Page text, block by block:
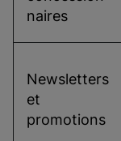
naires
Newsletters
et
promotions